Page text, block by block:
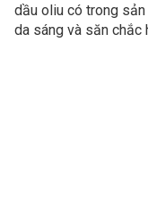
dầu oliu có trong
da sáng và săn chắc